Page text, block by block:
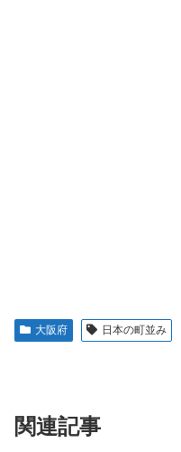
大阪府 日本の町並み
関連記事